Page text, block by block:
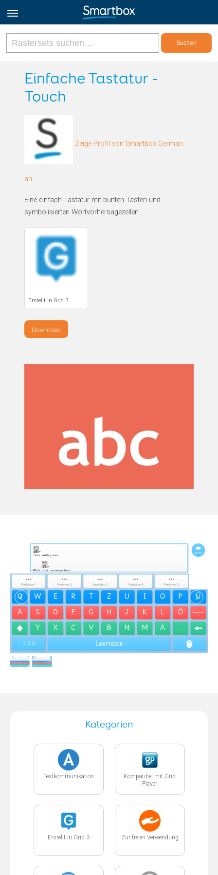
Online Grids
Einfache Tastatur -
Touch
Zeige Profil von Smartbox German
an.
Eine einfach Tastatur mit bunten Tasten und
symbolisierten Wortvorhersagezellen.
Erstellt in Grid 3
Download
Kategorien
Textkommunikation
Kompatibel mit Grid
Player
Erstellt in Grid 3 Zur freien Verwendung